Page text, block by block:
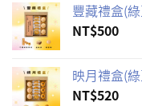
豐藏禮盒(
NT$500
映月禮盒(
NT$520